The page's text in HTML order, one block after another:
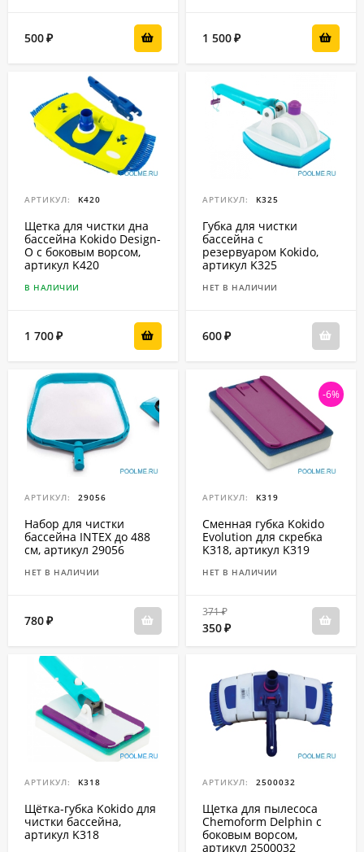
500₽ 1 500₽
АРТИКУЛ: K420
Щетка для чистки дна
бассейна Kokido Design-
O с боковым ворсом,
артикул K420
В НАЛИЧИИ
1 700₽
АРТИКУЛ: K325
Губка для чистки
бассейна с
резервуаром Kokido,
артикул K325
НЕТ В НАЛИЧИИ
600₽
АРТИКУЛ: 29056
Набор для чистки
бассейна INTEX до 488
см, артикул 29056
НЕТ В НАЛИЧИИ
780₽
-6%
АРТИКУЛ: K319
Сменная губка Kokido
Evolution для скребка
K318, артикул K319
НЕТ В НАЛИЧИИ
371 ₽
350₽
АРТИКУЛ: K318
Щётка-губка Kokido для
чистки бассейна,
артикул K318
АРТИКУЛ: 2500032
Щетка для пылесоса
Chemoform Delphin с
боковым ворсом,
артикул 2500032